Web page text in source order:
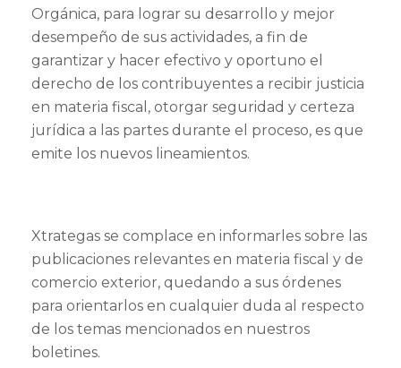
Orgánica, para lograr su desarrollo y mejor
desempeño de sus actividades, a fin de
garantizar y hacer efectivo y oportuno el
derecho de los contribuyentes a recibir justicia
en materia fiscal, otorgar seguridad y certeza
jurídica a las partes durante el proceso, es que
emite los nuevos lineamientos.
Xtrategas se complace en informarles sobre las
publicaciones relevantes en materia fiscal y de
comercio exterior, quedando a sus órdenes
para orientarlos en cualquier duda al respecto
de los temas mencionados en nuestros
boletines.